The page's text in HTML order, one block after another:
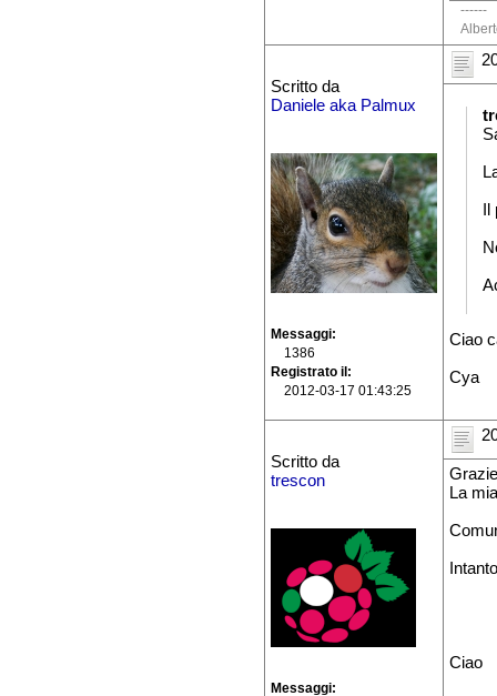
------
Scritto da
Daniele aka Palmux
Messaggi
1386
Registrato il
2012-03-17 01:43:25
Ciao
Cya
Scritto da
trescon
Messaggi
La
Ciao